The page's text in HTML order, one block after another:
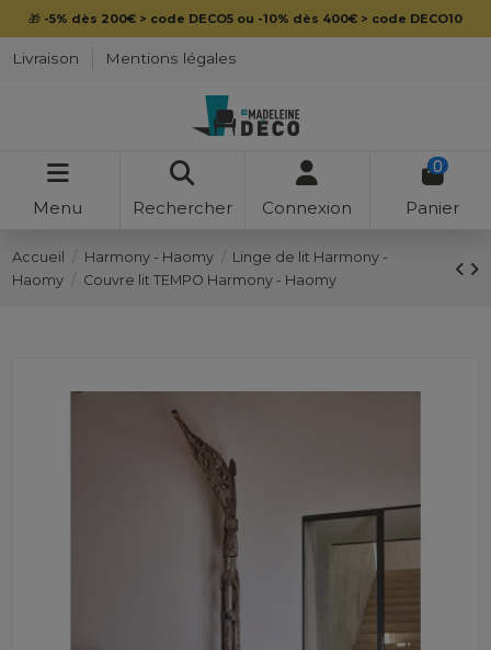
🎁 -5% dès 200€ > code DECO5 ou -10% dès 400€ > code DECO10
Livraison Mentions légales
Menu Rechercher Connexion
0
Panier
Accueil Harmony - Haomy
Linge de lit Harmony -
Haomy
Couvre lit TEMPO Harmony - Haomy